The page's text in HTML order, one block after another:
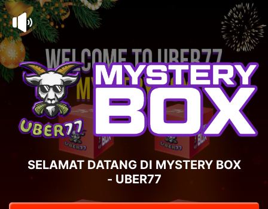
SELAMAT DATANG DI MYSTERY BOX
- UBER77